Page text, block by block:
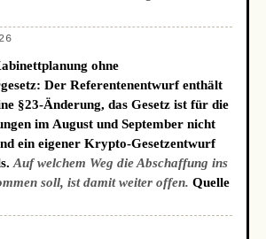
ohne
Der Referentenentwurf enthält
§23-Änderung, das Gesetz ist für die
im August und September nicht
ein eigener Krypto-Gesetzentwurf
Auf welchem Weg die Abschaffung ins
soll, ist damit weiter offen. Quelle